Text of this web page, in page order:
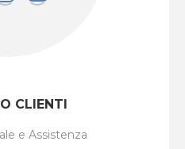
CLIENTI
e Assistenza